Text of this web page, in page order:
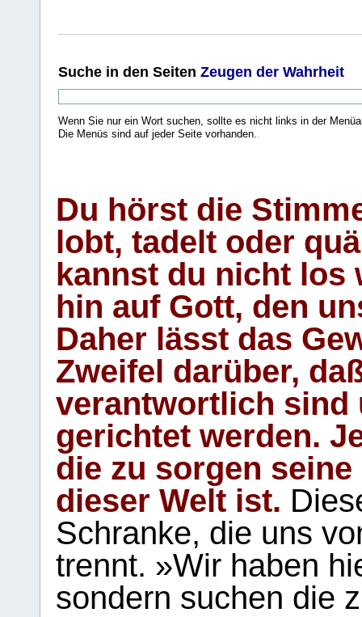
Suche in den Seiten Zeugen der Wahrheit
Wenn Sie nur ein Wort suchen, sollte es nicht links in der
Die Menüs sind auf jeder Seite vorhanden.
Du hörst die
lobt, tadelt oder
kannst du nicht los
hin auf Gott, den
Daher lässt das
Zweifel darüber,
verantwortlich sind
gerichtet werden.
die zu sorgen
dieser Welt ist.
Schranke, die uns
trennt. »Wir haben
sondern suchen die